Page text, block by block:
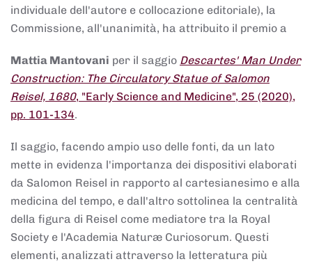
individuale dell'autore e collocazione editoriale), la
Commissione, all'unanimità, ha attribuito il premio a
Mattia Mantovani per il saggio Descartes' Man Under
Construction: The Circulatory Statue of Salomon
Reisel, 1680, "Early Science and Medicine", 25 (2020),
pp. 101-134.
Il saggio, facendo ampio uso delle fonti, da un lato
mette in evidenza l'importanza dei dispositivi elaborati
da Salomon Reisel in rapporto al cartesianesimo e alla
medicina del tempo, e dall'altro sottolinea la centralità
della figura di Reisel come mediatore tra la Royal
Society e l'Academia Naturæ Curiosorum. Questi
elementi, analizzati attraverso la letteratura più